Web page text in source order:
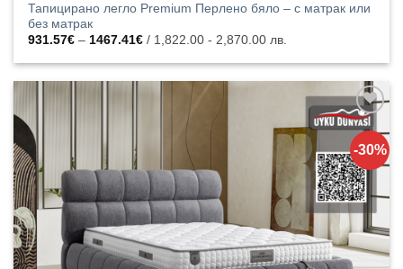
Тапицирано легло Premium Перлено бяло – с матрак или
без матрак
931.57€ – 1467.41€Price
931.57€
1467.41€
/ 1,822.00 - 2,870.00 лв.
-30%
Добавяне
към
списъка с
харесани
продукти